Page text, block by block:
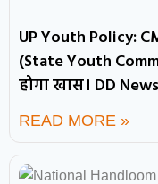
UP Youth Policy:
(State Youth
होगा खास। DD
READ MORE »